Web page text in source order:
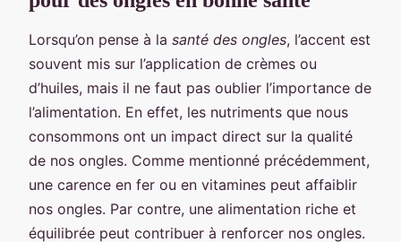
Lorsqu’on pense à la santé des ongles, l’accent est
souvent mis sur l’application de crèmes ou
d’huiles, mais il ne faut pas oublier l’importance de
l’alimentation. En effet, les nutriments que nous
consommons ont un impact direct sur la qualité
de nos ongles. Comme mentionné précédemment,
une carence en fer ou en vitamines peut affaiblir
nos ongles. Par contre, une alimentation riche et
équilibrée peut contribuer à renforcer nos ongles.